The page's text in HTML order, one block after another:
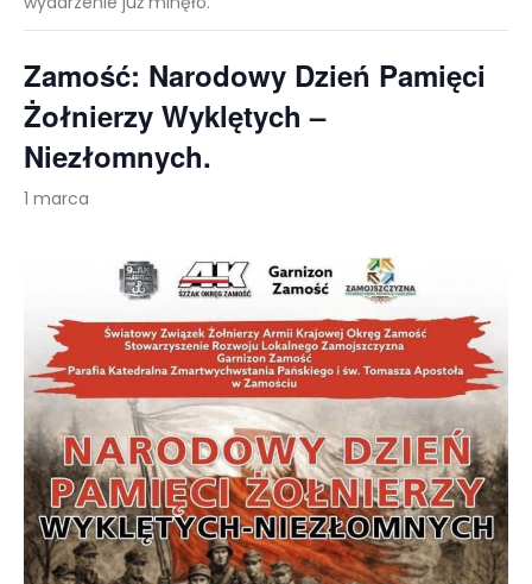
Zamość: Narodowy Dzień Pamięci
Żołnierzy Wyklętych –
Niezłomnych.
1 marca